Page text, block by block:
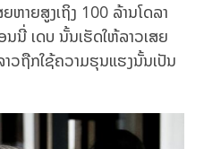
າຍສູງເຖິງ 100 ລ້ານໂດລາ
ນນີ່ ເດບ ນັ້ນເຮັດໃຫ້ລາວເສຍ
າວຖືກໃຊ້ຄວາມຮຸນແຮງນັ້ນເປັນ